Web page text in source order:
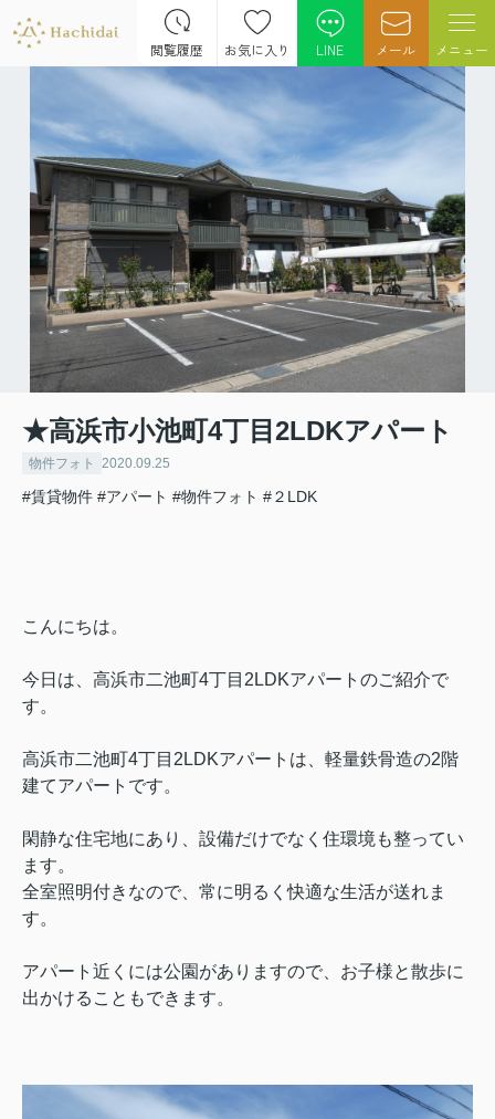
閲覧履歴 お気に入り LINE メール メニュー
★高浜市小池町4丁目2LDKアパート
物件フォト 2020.09.25
#賃貸物件 #アパート #物件フォト #２LDK
こんにちは。
今日は、 高浜市二池町4丁目2LDKアパート のご紹介で
す。
高浜市二池町4丁目2LDKアパート は、軽量鉄骨造の2階
建てアパートです。
閑静な住宅地にあり、設備だけでなく住環境も整ってい
ます。
全室照明付きなので、常に明るく快適な生活が送れま
す。
アパート近くには公園がありますので、お子様と散歩に
出かけることもできます。